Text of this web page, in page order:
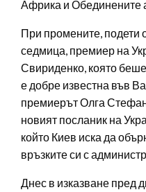
Африка и Обединените
При промените, подети
седмица, премиер на
Свириденко, която
е добре известна във
премиерът Олга
новият посланик на
който Киев иска да
връзките си с
Днес в изказване пред